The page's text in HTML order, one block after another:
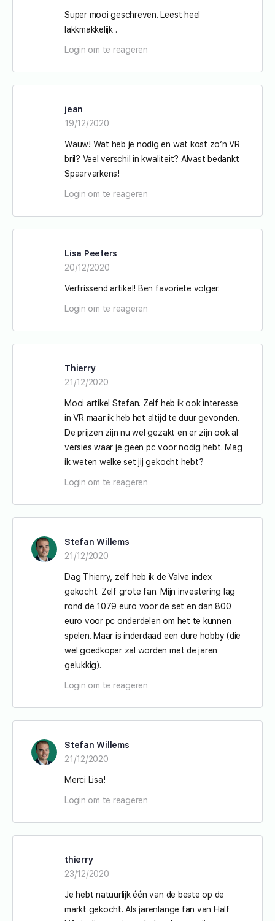
Super mooi geschreven. Leest heel
lakkmakkelijk .
Login om te reageren
jean
19/12/2020
Wauw! Wat heb je nodig en wat kost zo’n VR
bril? Veel verschil in kwaliteit? Alvast bedankt
Spaarvarkens!
Login om te reageren
Lisa Peeters
20/12/2020
Verfrissend artikel! Ben favoriete volger.
Login om te reageren
Thierry
21/12/2020
Mooi artikel Stefan. Zelf heb ik ook interesse
in VR maar ik heb het altijd te duur gevonden.
De prijzen zijn nu wel gezakt en er zijn ook al
versies waar je geen pc voor nodig hebt. Mag
ik weten welke set jij gekocht hebt?
Login om te reageren
Stefan Willems
21/12/2020
Dag Thierry, zelf heb ik de Valve index
gekocht. Zelf grote fan. Mijn investering lag
rond de 1079 euro voor de set en dan 800
euro voor pc onderdelen om het te kunnen
spelen. Maar is inderdaad een dure hobby (die
wel goedkoper zal worden met de jaren
gelukkig).
Login om te reageren
Stefan Willems
21/12/2020
Merci Lisa!
Login om te reageren
thierry
23/12/2020
Je hebt natuurlijk één van de beste op de
markt gekocht. Als jarenlange fan van Half